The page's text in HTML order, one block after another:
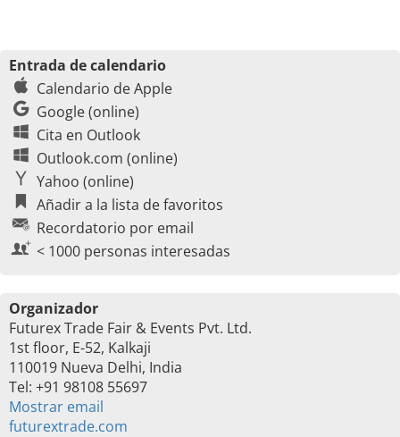
Entrada de calendario
Calendario de Apple
Google (online)
Cita en Outlook
Outlook.com (online)
Yahoo (online)
Añadir a la lista de favoritos
Recordatorio por email
< 1000 personas interesadas
Organizador
Futurex Trade Fair & Events Pvt. Ltd.
1st floor, E-52, Kalkaji
110019 Nueva Delhi, India
Tel: +91 98108 55697
Mostrar email
futurextrade.com